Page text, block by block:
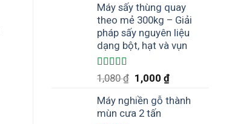
Máy sấy thùng quay
theo mẻ 300kg – Giải
pháp sấy nguyên liệu
dạng bột, hạt và vụn
Được xếp
hạng
5.00
5
sao
1,080₫ Giá
là:
1,080 ₫.
1,000₫Giá
tại
Máy nghiền gỗ thành
mùn cưa 2 tấn